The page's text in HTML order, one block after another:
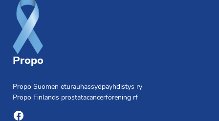
Propo
Propo Suomen eturauhassyöpäyhdistys ry
Propo Finlands prostatacancerförening rf
Facebook